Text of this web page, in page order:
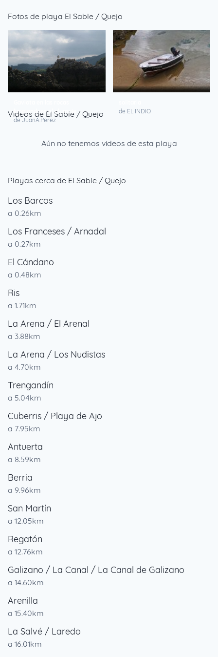
Fotos de playa El Sable / Quejo
limpiandose el plumaje .
de JuanA.Perez
de EL INDIO
Videos de El Sable / Quejo
Aún no tenemos videos de esta playa
Playas cerca de El Sable / Quejo
Los Barcos
a 0.26km
Los Franceses / Arnadal
a 0.27km
El Cándano
a 0.48km
Ris
a 1.71km
La Arena / El Arenal
a 3.88km
La Arena / Los Nudistas
a 4.70km
Trengandín
a 5.04km
Cuberris / Playa de Ajo
a 7.95km
Antuerta
a 8.59km
Berria
a 9.96km
San Martín
a 12.05km
Regatón
a 12.76km
Galizano / La Canal / La Canal de Galizano
a 14.60km
Arenilla
a 15.40km
La Salvé / Laredo
a 16.01km